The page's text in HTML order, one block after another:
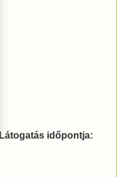
Látogatás időpontja: